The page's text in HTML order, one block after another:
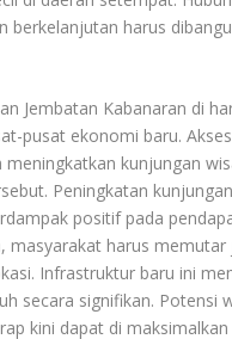
berkelanjutan harus
Jembatan Kabanaran di
pusat ekonomi baru.
meningkatkan kunjungan
Peningkatan
positif pada
masyarakat harus
Infrastruktur baru ini
secara signifikan. Potensi
kini dapat di maksimalkan